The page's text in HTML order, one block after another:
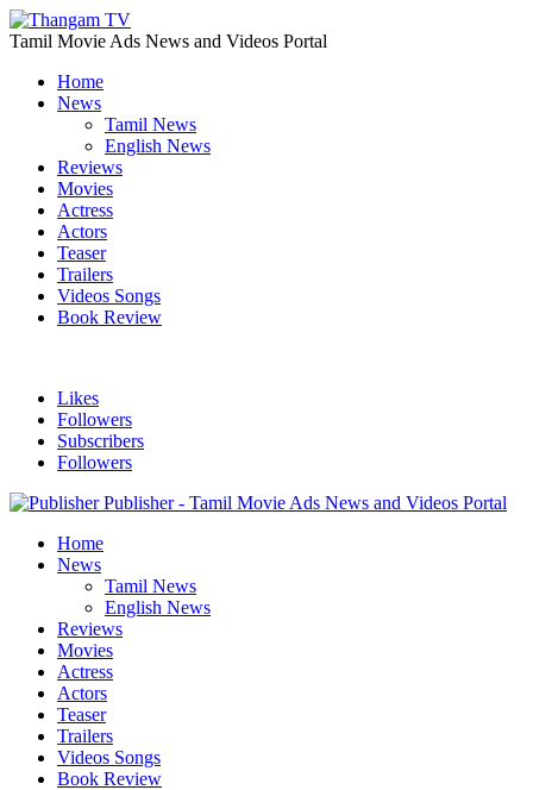
Tamil Movie Ads News and Videos Portal
Home
News
Tamil News
English News
Reviews
Movies
Actress
Actors
Teaser
Trailers
Videos Songs
Book Review
Likes
Followers
Subscribers
Followers
Publisher - Tamil Movie Ads News and Videos Portal
Home
News
Tamil News
English News
Reviews
Movies
Actress
Actors
Teaser
Trailers
Videos Songs
Book Review